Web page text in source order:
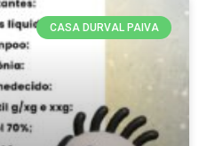
CASA DURVAL PAIVA